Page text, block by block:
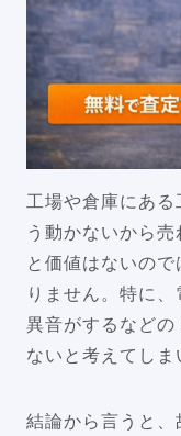
工場や倉庫にあ
う動かないから
と価値はないの
りません。特に、
異音がするなど
ないと考えてしま
結論から言うと、